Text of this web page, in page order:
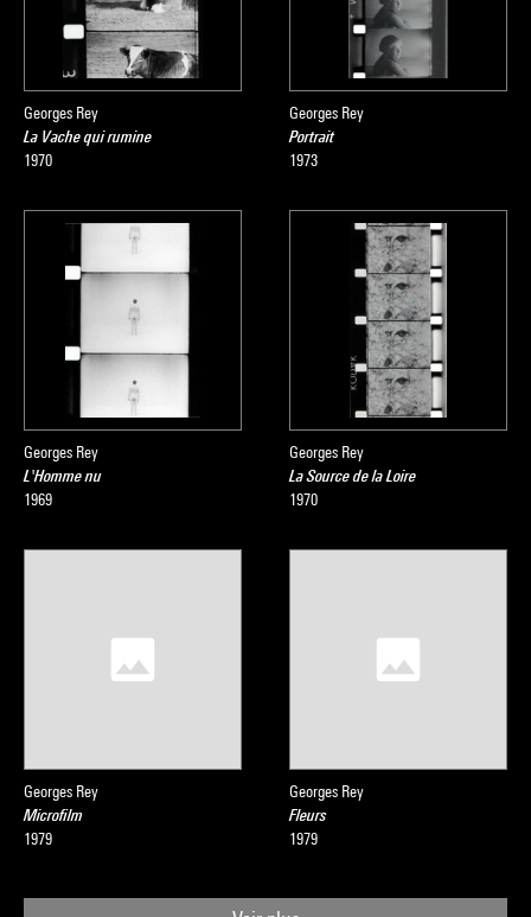
Georges Rey
La Vache qui rumine
1970
Georges Rey
Portrait
1973
Georges Rey
L'Homme nu
1969
Georges Rey
La Source de la Loire
1970
Georges Rey
Microfilm
1979
Georges Rey
Fleurs
1979